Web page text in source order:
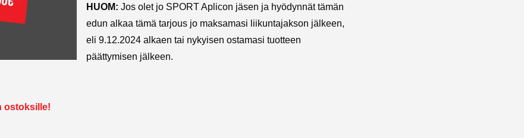
HUOM: Jos olet jo SPORT Aplicon jäsen ja hyödynnät tämän
edun alkaa tämä tarjous jo maksamasi liikuntajakson jälkeen,
eli 9.12.2024 alkaen tai nykyisen ostamasi tuotteen
päättymisen jälkeen.
ostoksille!